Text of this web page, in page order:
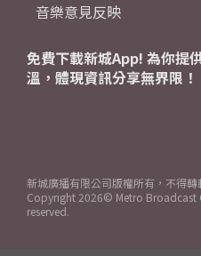
音樂意見反映
免費下載新城App! 為你提
溫，體現資訊分享無界限！
新城廣播有限公司版權所有，不得轉
Copyright 2026© Metro Broadcast
reserved.